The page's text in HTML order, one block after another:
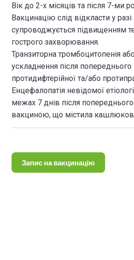
Вік до 2-х місяців та після 7-ми
Вакцинацію слід відкласти у
супроводжується підвищенням
гострого захворювання.
Транзиторна тромбоцитопенія
ускладнення після
протидифтерійної та/або
Енцефалопатія невідомої
межах 7 днів після
вакциною, що містила
Запис на вакцинацію